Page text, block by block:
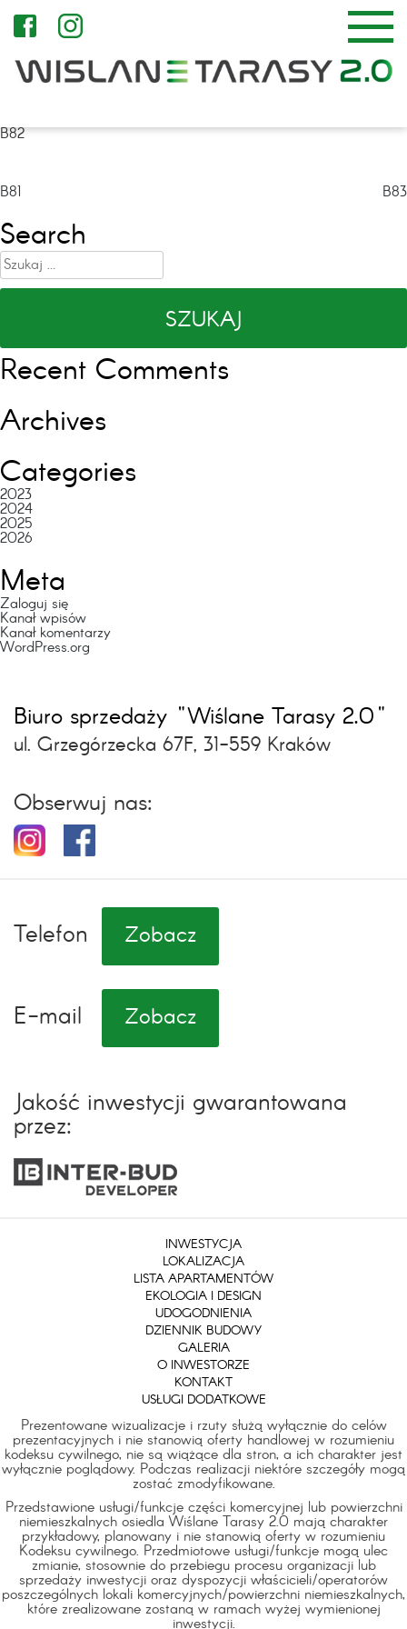
B82
Nawigacja
wpisu
B81 B83
Search
Szukaj:
Recent Comments
Archives
Categories
2023
2024
2025
2026
Meta
Zaloguj się
Kanał wpisów
Kanał komentarzy
WordPress.org
Biuro sprzedaży "Wiślane Tarasy 2.0"
ul. Grzegórzecka 67F, 31-559 Kraków
Obserwuj nas:
Telefon Zobacz
E-mail Zobacz
Jakość inwestycji gwarantowana
przez:
INWESTYCJA
LOKALIZACJA
LISTA APARTAMENTÓW
EKOLOGIA I DESIGN
UDOGODNIENIA
DZIENNIK BUDOWY
GALERIA
O INWESTORZE
KONTAKT
USŁUGI DODATKOWE
Prezentowane wizualizacje i rzuty służą wyłącznie do celów
prezentacyjnych i nie stanowią oferty handlowej w rozumieniu
kodeksu cywilnego, nie są wiążące dla stron, a ich charakter jest
wyłącznie poglądowy. Podczas realizacji niektóre szczegóły mogą
zostać zmodyfikowane.
Przedstawione usługi/funkcje części komercyjnej lub powierzchni
niemieszkalnych osiedla Wiślane Tarasy 2.0 mają charakter
przykładowy, planowany i nie stanowią oferty w rozumieniu
Kodeksu cywilnego. Przedmiotowe usługi/funkcje mogą ulec
zmianie, stosownie do przebiegu procesu organizacji lub
sprzedaży inwestycji oraz dyspozycji właścicieli/operatorów
poszczególnych lokali komercyjnych/powierzchni niemieszkalnych,
które zrealizowane zostaną w ramach wyżej wymienionej
inwestycji.